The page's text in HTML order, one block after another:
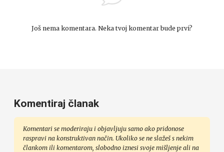
Još nema komentara. Neka tvoj komentar bude prvi?
Komentiraj članak
Komentari se moderiraju i objavljuju samo ako pridonose
raspravi na konstruktivan način. Ukoliko se ne slažeš s nekim
člankom ili komentarom, slobodno iznesi svoje mišljenje ali na